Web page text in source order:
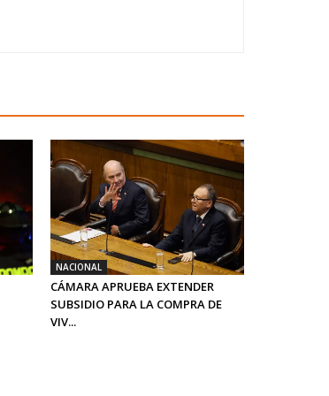
NACIONAL
CÁMARA APRUEBA EXTENDER
SUBSIDIO PARA LA COMPRA DE
VIV...